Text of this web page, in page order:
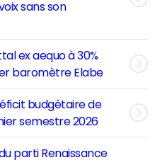
sans son
ex aequo à 30%
baromètre Elabe
budgétaire de
semestre 2026
parti Renaissance